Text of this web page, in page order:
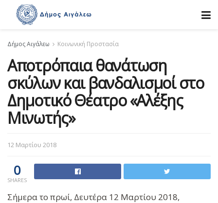
Δήμος Αιγάλεω Κοινωνική Προστασία
Αποτρόπαια θανάτωση
σκύλων και βανδαλισμοί στο
Δημοτικό Θέατρο «Αλέξης
Μινωτής»
12 Μαρτίου 2018
0
SHARES
Σήμερα το πρωί, Δευτέρα 12 Μαρτίου 2018,